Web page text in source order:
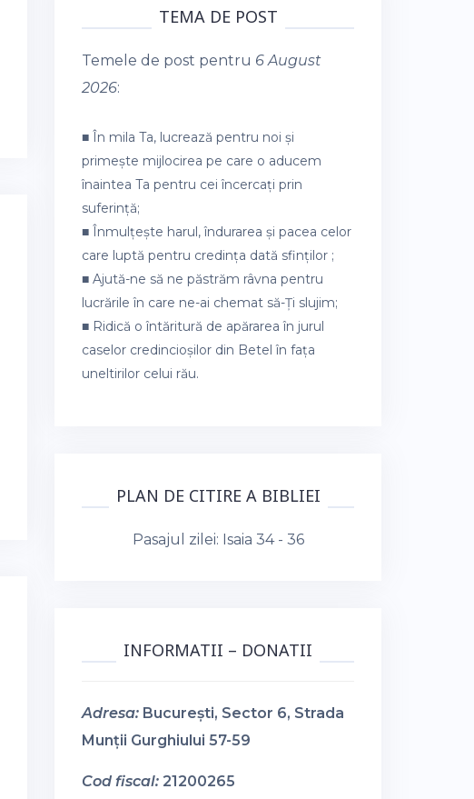
TEMA DE POST
Temele de post pentru 6 August
2026:
■ În mila Ta, lucrează pentru noi și
primește mijlocirea pe care o aducem
înaintea Ta pentru cei încercați prin
suferință;
■ Înmulțește harul, îndurarea și pacea celor
care luptă pentru credința dată sfinților ;
■ Ajută-ne să ne păstrăm râvna pentru
lucrările în care ne-ai chemat să-Ți slujim;
■ Ridică o întăritură de apărarea în jurul
caselor credincioșilor din Betel în fața
uneltirilor celui rău.
PLAN DE CITIRE A BIBLIEI
Pasajul zilei: Isaia 34 - 36
INFORMATII – DONATII
Adresa: București, Sector 6, Strada
Munții Gurghiului 57-59
Cod fiscal: 21200265